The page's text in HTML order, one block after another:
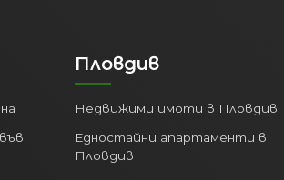
Пловдив
Едностайни апартаменти в